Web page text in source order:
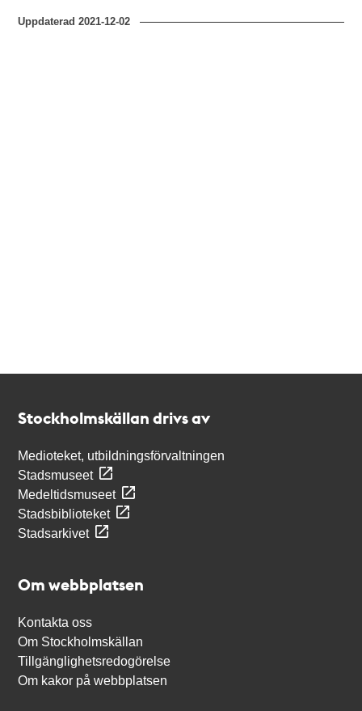
Uppdaterad2021-12-02
Stockholmskällan drivs av
Medioteket, utbildningsförvaltningen
Stadsmuseet
Medeltidsmuseet
Stadsbiblioteket
Stadsarkivet
Om webbplatsen
Kontakta oss
Om Stockholmskällan
Tillgänglighetsredogörelse
Om kakor på webbplatsen